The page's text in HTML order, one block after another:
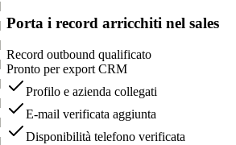
Porta i record arricchiti nel sales
Record outbound qualificato
Pronto per export CRM
Profilo e azienda collegati
E-mail verificata aggiunta
Disponibilità telefono verificata